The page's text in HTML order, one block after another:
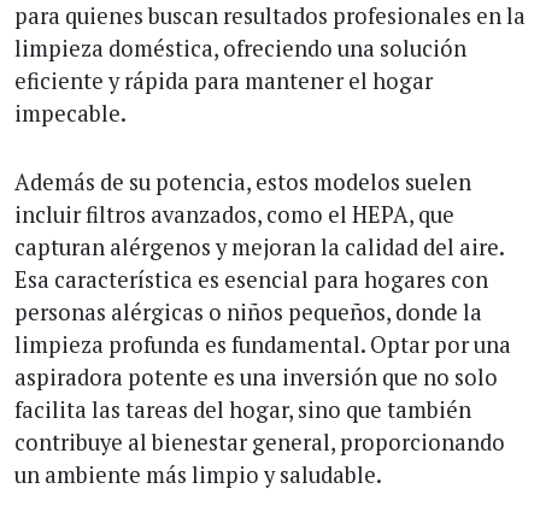
para quienes buscan resultados profesionales en la
limpieza doméstica, ofreciendo una solución
eficiente y rápida para mantener el hogar
impecable.
Además de su potencia, estos modelos suelen
incluir filtros avanzados, como el HEPA, que
capturan alérgenos y mejoran la calidad del aire.
Esa característica es esencial para hogares con
personas alérgicas o niños pequeños, donde la
limpieza profunda es fundamental. Optar por una
aspiradora potente es una inversión que no solo
facilita las tareas del hogar, sino que también
contribuye al bienestar general, proporcionando
un ambiente más limpio y saludable.